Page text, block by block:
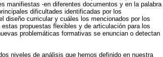
manifiestas -en diferentes documentos y en la palabra
dificultades identificadas por los
diseño curricular y cuáles los mencionados por los
propuestas flexibles y de articulación para los
problemáticas formativas se enuncian o detectan
niveles de análisis que hemos definido en nuestra